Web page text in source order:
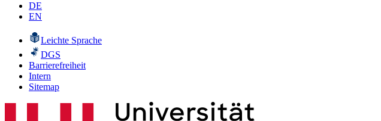
DE
EN
Leichte Sprache
DGS
Barrierefreiheit
Intern
Sitemap